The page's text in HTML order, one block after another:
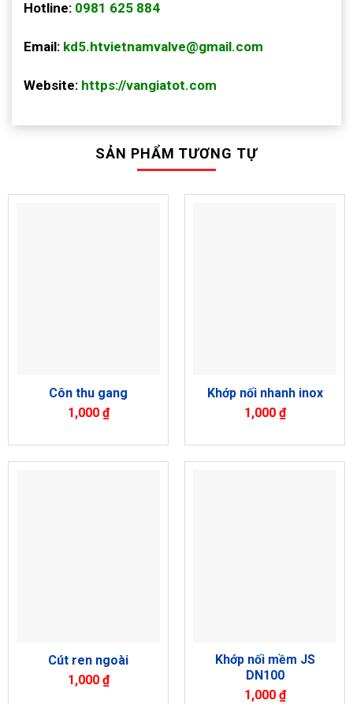
Hotline: 0981 625 884
Email: kd5.htvietnamvalve@gmail.com
Website: https://vangiatot.com
SẢN PHẨM TƯƠNG TỰ
Côn thu gang
1,000 ₫
Khớp nối nhanh inox
1,000 ₫
Cút ren ngoài
1,000 ₫
Khớp nối mềm JS
DN100
1,000 ₫